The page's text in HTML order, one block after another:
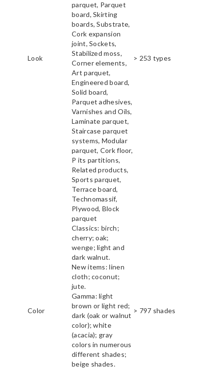
Look
parquet, Parquet
board, Skirting
boards, Substrate,
Cork expansion
joint, Sockets,
Stabilized moss,
Corner elements,
Art parquet,
Engineered board,
Solid board,
Parquet adhesives,
Varnishes and Oils,
Laminate parquet,
Staircase parquet
systems, Modular
parquet, Cork floor,
P its partitions,
Related products,
Sports parquet,
Terrace board,
Technomassif,
Plywood, Block
parquet
> 253 types
Color
Classics: birch;
cherry; oak;
wenge; light and
dark walnut.
New items: linen
cloth; coconut;
jute.
Gamma: light
brown or light red;
dark (oak or walnut
color); white
(acacia); gray
colors in numerous
different shades;
beige shades.
> 797 shades